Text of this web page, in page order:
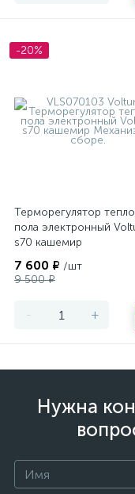
-20%
Терморегулятор
пола электронный
s70 кашемир
7 600 ₽ /шт
9 500 ₽
- +
Нужна